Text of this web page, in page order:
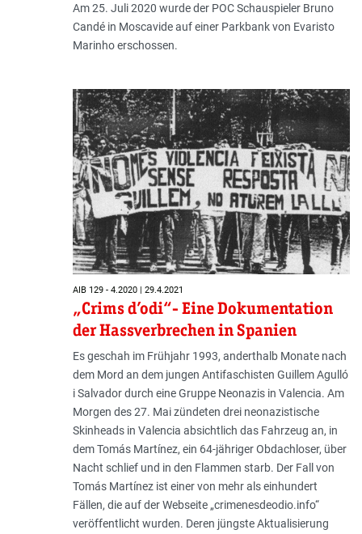
Am 25. Juli 2020 wurde der POC Schauspieler Bruno
Candé in Moscavide auf einer Parkbank von Evaristo
Marinho erschossen.
AIB 129 - 4.2020 | 29.4.2021
„Crims d’odi“- Eine Dokumentation
der Hassverbrechen in Spanien
Es geschah im Frühjahr 1993, anderthalb Monate nach
dem Mord an dem jungen Antifaschisten Guillem Agulló
i Salvador durch eine Gruppe Neonazis in Valencia. Am
Morgen des 27. Mai zündeten drei neonazistische
Skinheads in Valencia absichtlich das Fahrzeug an, in
dem Tomás Martínez, ein 64-jähriger Obdachloser, über
Nacht schlief und in den Flammen starb. Der Fall von
Tomás Martínez ist einer von mehr als einhundert
Fällen, die auf der Webseite „crimenesdeodio.info“
veröffentlicht wurden. Deren jüngste Aktualisierung